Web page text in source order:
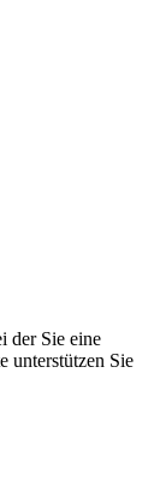
der Sie eine
unterstützen Sie